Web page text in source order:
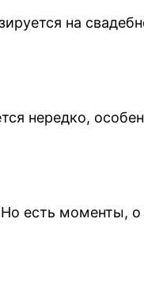
на
нередко,
есть моменты,